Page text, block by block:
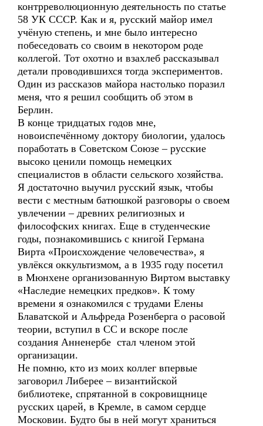
контрреволюционную деятельность по статье
58 УК СССР. Как и я, русский майор имел
учёную степень, и мне было интересно
побеседовать со своим в некотором роде
коллегой. Тот охотно и взахлеб рассказывал
детали проводившихся тогда экспериментов.
Один из рассказов майора настолько поразил
меня, что я решил сообщить об этом в
Берлин.
В конце тридцатых годов мне,
новоиспечённому доктору биологии, удалось
поработать в Советском Союзе – русские
высоко ценили помощь немецких
специалистов в области сельского хозяйства.
Я достаточно выучил русский язык, чтобы
вести с местным батюшкой разговоры о своем
увлечении – древних религиозных и
философских книгах. Еще в студенческие
годы, познакомившись с книгой Германа
Вирта «Происхождение человечества», я
увлёкся оккультизмом, а в 1935 году посетил
в Мюнхене организованную Виртом выставку
«Наследие немецких предков». К тому
времени я ознакомился с трудами Елены
Блаватской и Альфреда Розенберга о расовой
теории, вступил в СС и вскоре после
создания Анненербе стал членом этой
организации.
Не помню, кто из моих коллег впервые
заговорил Либерее – византийской
библиотеке, спрятанной в сокровищнице
русских царей, в Кремле, в самом сердце
Московии. Будто бы в ней могут храниться